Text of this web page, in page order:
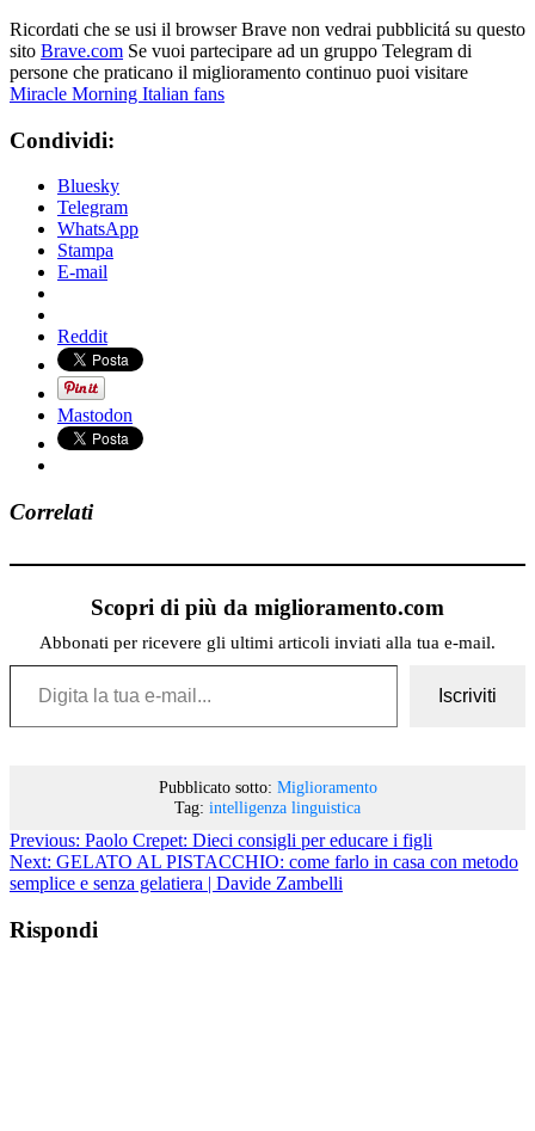
Ricordati che se usi il browser Brave non vedrai pubblicitá su questo
sito Brave.com Se vuoi partecipare ad un gruppo Telegram di
persone che praticano il miglioramento continuo puoi visitare
Miracle Morning Italian fans
Condividi:
Bluesky
Telegram
WhatsApp
Stampa
E-mail
Reddit
Mastodon
Correlati
Scopri di più da miglioramento.com
Abbonati per ricevere gli ultimi articoli inviati alla tua e-mail.
Digita la tua e-mail...
Iscriviti
Pubblicato sotto: Miglioramento
Tag: intelligenza linguistica
Previous: Paolo Crepet: Dieci consigli per educare i figli
Next: GELATO AL PISTACCHIO: come farlo in casa con metodo
semplice e senza gelatiera | Davide Zambelli
Rispondi